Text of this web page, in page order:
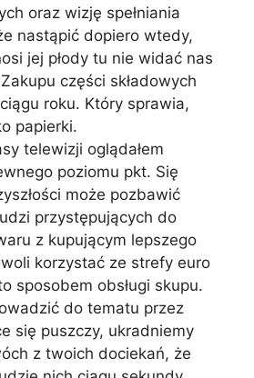
oraz wizję spełniania
nastąpić dopiero wtedy,
jej płody tu nie widać nas
części składowych
roku. Który sprawia,
papierki.
telewizji oglądałem
poziomu pkt. Się
może pozbawić
przystępujących do
z kupującym lepszego
korzystać ze strefy euro
sposobem obsługi skupu.
do tematu przez
się puszczy, ukradniemy
z twoich dociekań, że